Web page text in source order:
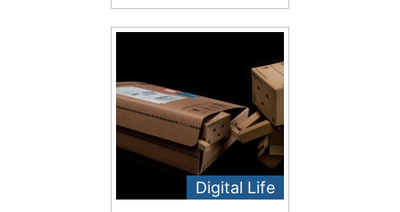
Digital Life